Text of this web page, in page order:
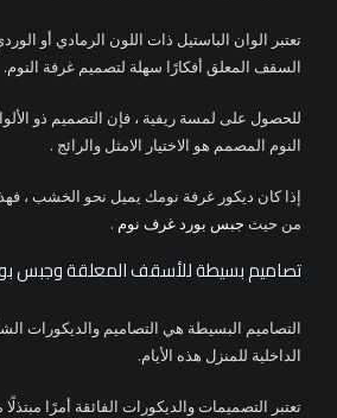
تعتبر الوان الباستيل ذات اللون الرمادي أو
السقف المعلق أفكارًا سهلة لتصميم غرفة النوم.
للحصول على لمسة ريفية ، فإن التصميم ذو
النوم المصمم هو الاختيار الامثل والرائج .
إذا كان ديكور غرفة نومك يميل نحو الخشب ،
من حيث جبس بورد غرف نوم .
تصاميم بسيطة للأسقف المعلقة وجبس
التصاميم البسيطة هي التصاميم والديكورات
الداخلية للمنزل هذه الأيام.
تعتبر التصميمات والديكورات الفائقة أمرًا